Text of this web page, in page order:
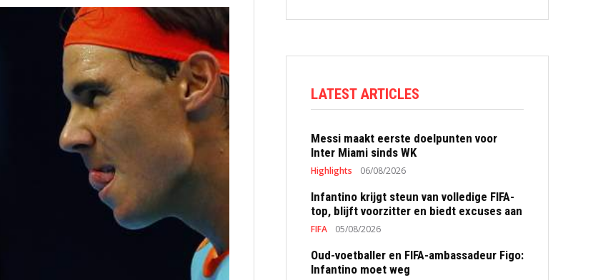
LATEST ARTICLES
Messi maakt eerste doelpunten voor
Inter Miami sinds WK
Highlights 06/08/2026
Infantino krijgt steun van volledige FIFA-
top, blijft voorzitter en biedt excuses aan
FIFA 05/08/2026
Oud-voetballer en FIFA-ambassadeur Figo:
Infantino moet weg